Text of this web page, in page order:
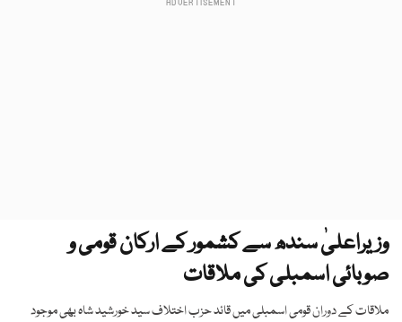
وزیراعلیٰ سندھ سے کشمور کے ارکان قومی و
صوبائی اسمبلی کی ملاقات
ملاقات کے دوران قومی اسمبلی میں قائد حزب اختلاف سید خورشید شاہ بھی موجود